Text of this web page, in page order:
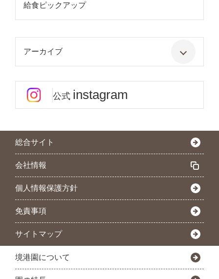
給食ピックアップ
アーカイブ
公式 instagram
総合サイト
会社情報
個人情報保護方針
免責事項
サイトマップ
境港園について